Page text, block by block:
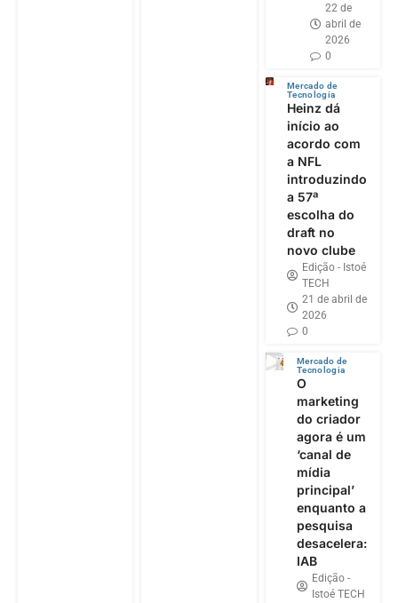
22 de
abril de
2026
0
Mercado de
Tecnologia
Heinz dá
início ao
acordo com
a NFL
introduzindo
a 57ª
escolha do
draft no
novo clube
Edição - Istoé
TECH
21 de abril de
2026
0
Mercado de
Tecnologia
O
marketing
do criador
agora é um
‘canal de
mídia
principal’
enquanto a
pesquisa
desacelera:
IAB
Edição -
Istoé TECH